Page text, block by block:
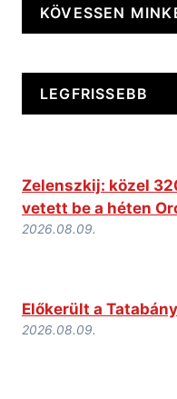
KÖVESSEN
LEGFRISSEBB
Zelenszkij: közel
vetett be a héten
2026.08.09.
Előkerült a
2026.08.09.